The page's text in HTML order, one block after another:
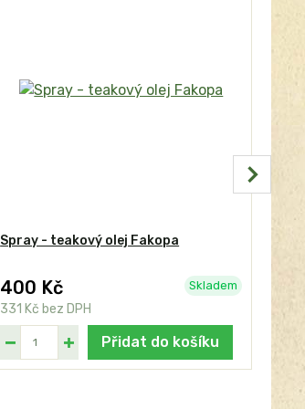
Spray - teakový olej Fakopa
400 Kč
331 Kč bez DPH
Skladem
Přidat do košíku